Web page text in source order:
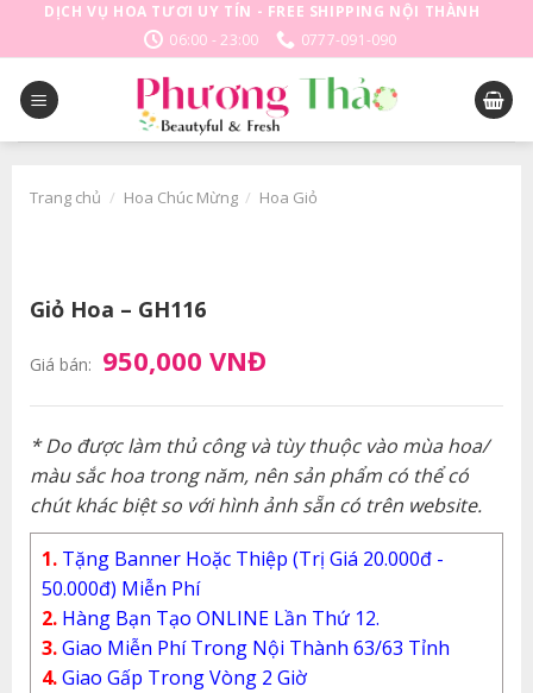
DỊCH VỤ HOA TƯƠI UY TÍN - FREE SHIPPING NỘI THÀNH
06:00 - 23:00
0777-091-090
Trang chủ / Hoa Chúc Mừng / Hoa Giỏ
Giỏ Hoa – GH116
Giá bán: 950,000 VNĐ
* Do được làm thủ công và tùy thuộc vào mùa hoa/
màu sắc hoa trong năm, nên sản phẩm có thể có
chút khác biệt so với hình ảnh sẵn có trên website.
1. Tặng Banner Hoặc Thiệp (Trị Giá 20.000đ -
50.000đ) Miễn Phí
2. Hàng Bạn Tạo ONLINE Lần Thứ 12.
3.Giao Miễn Phí Trong Nội Thành 63/63 Tỉnh
4.Giao Gấp Trong Vòng 2 Giờ